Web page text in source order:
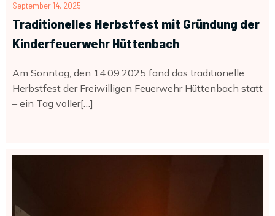
September 14, 2025
Traditionelles Herbstfest mit Gründung der
Kinderfeuerwehr Hüttenbach
Am Sonntag, den 14.09.2025 fand das traditionelle
Herbstfest der Freiwilligen Feuerwehr Hüttenbach statt
– ein Tag voller[…]